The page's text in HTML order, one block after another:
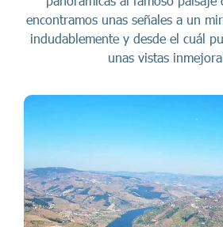
encontramos unas señales a un
indudablemente y desde el cuál
unas vistas